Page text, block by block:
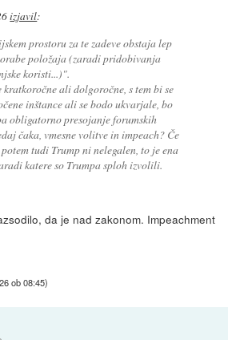
izjavil:
prostoru za te zadeve obstaja lep
položaja (zaradi pridobivanja
koristi...)".
kratkoročne ali dolgoročne, s tem bi se
inštance ali se bodo ukvarjale, bo
obligatorno presojanje forumskih
čaka, vmesne volitve in impeach? Če
tudi Trump ni nelegalen, to je ena
katere so Trumpa sploh izvolili.
da je nad zakonom. Impeachment
ob 08:45)